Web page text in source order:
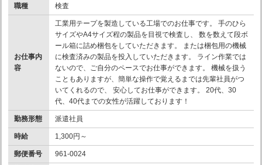
職種 検査
お仕事内
容
工業用テープを製造している工場でのお仕事です。 手のひら
サイズやA4サイズ程の製品を目視で検査し、 数を数えて段ボ
ール箱に詰め梱包をしていただきます。 または梱包用の機械
に検査済みの製品を投入していただきます。 ライン作業では
ないので、ご自分のペースでお仕事ができます。 機械を扱う
こともありますが、簡単な操作で覚えるまでは先輩社員がつ
いてくれるので、 安心してお仕事ができます。 20代、30
代、40代までの女性が活躍しております！
勤務形態 派遣社員
時給 1,300円～
郵便番号
961-0024